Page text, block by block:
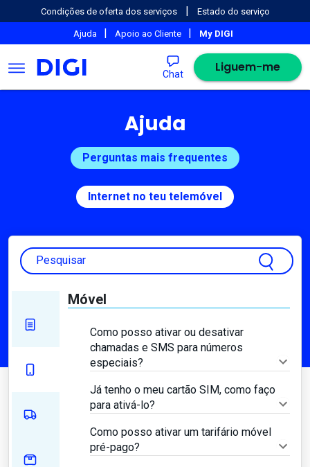
Condições de oferta dos serviços | Estado do serviço
Ajuda | Apoio ao Cliente | My DIGI
Chat Liguem-me
Ajuda
Perguntas mais frequentes
Internet no teu telemóvel
Pesquisar
Móvel
Como posso ativar ou desativar
chamadas e SMS para números
especiais?
Já tenho o meu cartão SIM, como faço
para ativá-lo?
Como posso ativar um tarifário móvel
pré-pago?